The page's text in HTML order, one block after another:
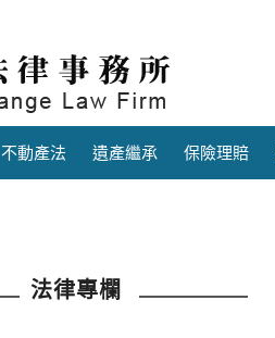
不動產法 遺產繼承 保險理賠
法律專欄